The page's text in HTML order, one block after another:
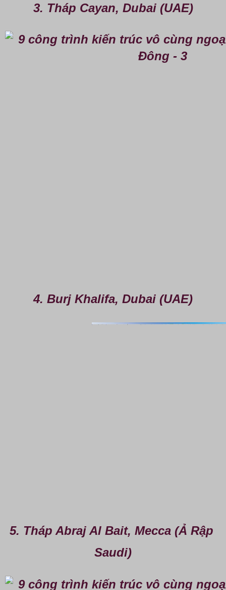
3. Tháp Cayan, Dubai (UAE)
4. Burj Khalifa, Dubai (UAE)
5. Tháp Abraj Al Bait, Mecca (Ả Rập
Saudi)